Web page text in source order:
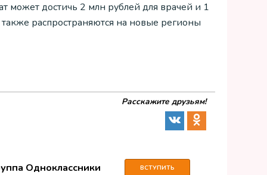
может достичь 2 млн рублей для врачей и 1
распространяются на новые регионы
Расскажите друзьям!
Одноклассники ВСТУПИТЬ